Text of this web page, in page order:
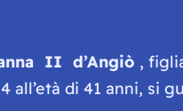
II d’Angiò ,
all’età di 41 anni, si